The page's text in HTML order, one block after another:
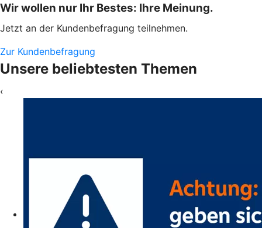
Wir wollen nur Ihr Bestes: Ihre Meinung.
Jetzt an der Kundenbefragung teilnehmen.
Zur Kundenbefragung
Unsere beliebtesten Themen
‹